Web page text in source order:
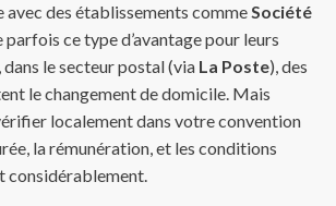
avec des établissements commeSociété
parfois ce type d’avantage pour leurs
dans le secteur postal (via La Poste), des
le changement de domicile. Mais
localement dans votre convention
la rémunération, et les conditions
considérablement.